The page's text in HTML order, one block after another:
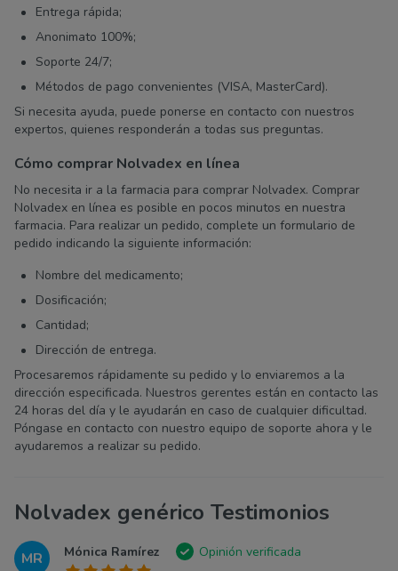
Entrega rápida;
Anonimato 100%;
Soporte 24/7;
Métodos de pago convenientes (VISA, MasterCard).
Si necesita ayuda, puede ponerse en contacto con nuestros
expertos, quienes responderán a todas sus preguntas.
Cómo comprar Nolvadex en línea
No necesita ir a la farmacia para comprar Nolvadex. Comprar
Nolvadex en línea es posible en pocos minutos en nuestra
farmacia. Para realizar un pedido, complete un formulario de
pedido indicando la siguiente información:
Nombre del medicamento;
Dosificación;
Cantidad;
Dirección de entrega.
Procesaremos rápidamente su pedido y lo enviaremos a la
dirección especificada. Nuestros gerentes están en contacto las
24 horas del día y le ayudarán en caso de cualquier dificultad.
Póngase en contacto con nuestro equipo de soporte ahora y le
ayudaremos a realizar su pedido.
Nolvadex genérico Testimonios
MR Mónica Ramírez Opinión verificada